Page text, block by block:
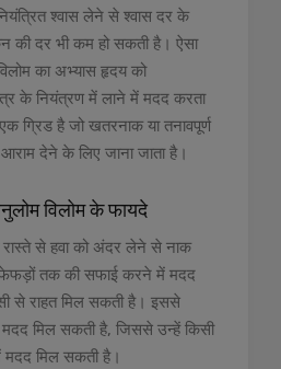
श्वास लेने से श्वास दर के
दर भी कम हो सकती है। ऐसा
का अभ्यास हृदय को
के नियंत्रण में लाने में मदद करता
ग्रिड है जो खतरनाक या तनावपूर्ण
आराम देने के लिए जाना जाता है।
विलोम के फायदे
से हवा को अंदर लेने से नाक
तक की सफाई करने में मदद
से राहत मिल सकती है। इससे
मिल सकती है, जिससे उन्हें किसी
मदद मिल सकती है।